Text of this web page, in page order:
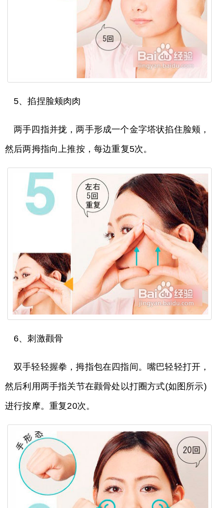
5、掐捏脸颊肉肉
两手四指并拢，两手形成一个金字塔状掐住脸颊，
然后两拇指向上推按，每边重复5次。
6、刺激颧骨
双手轻轻握拳，拇指包在四指间。嘴巴轻轻打开，
然后利用两手指关节在颧骨处以打圈方式(如图所示)
进行按摩。重复20次。